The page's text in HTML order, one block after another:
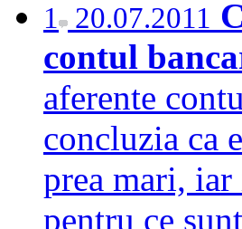
1 20.07.2011
contul
aferente
concluzia ca
prea mari,
pentru ce